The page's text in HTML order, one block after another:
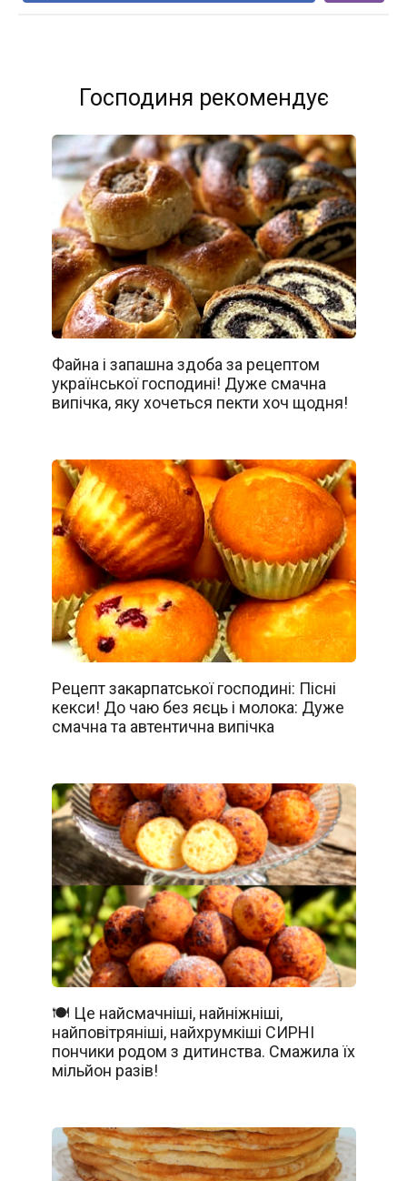
Господиня рекомендує
Файна і запашна здоба за рецептом
української господині! Дуже смачна
випічка, яку хочеться пекти хоч щодня!
Рецепт закарпатської господині: Пісні
кекси! До чаю без яєць і молока: Дуже
смачна та автентична випічка
🍽️ Це найсмачніші, найніжніші,
найповітряніші, найхрумкіші СИРНІ
пончики родом з дитинства. Смажила їх
мільйон разів!